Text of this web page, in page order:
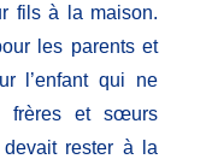
fils à la maison.
les parents et
l’enfant qui ne
frères et sœurs
rester à la